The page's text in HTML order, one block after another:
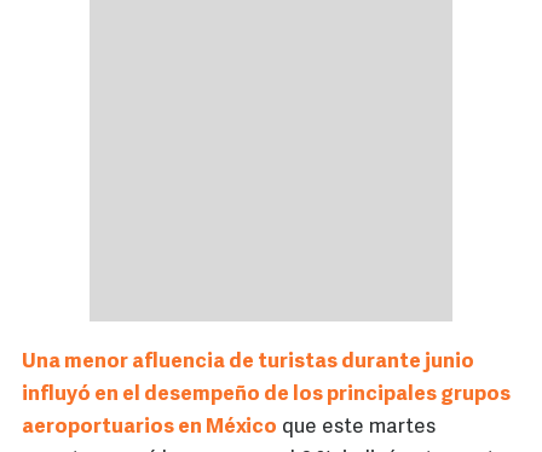
Una menor afluencia de turistas durante junio
influyó en el desempeño de los principales grupos
aeroportuarios en México que este martes